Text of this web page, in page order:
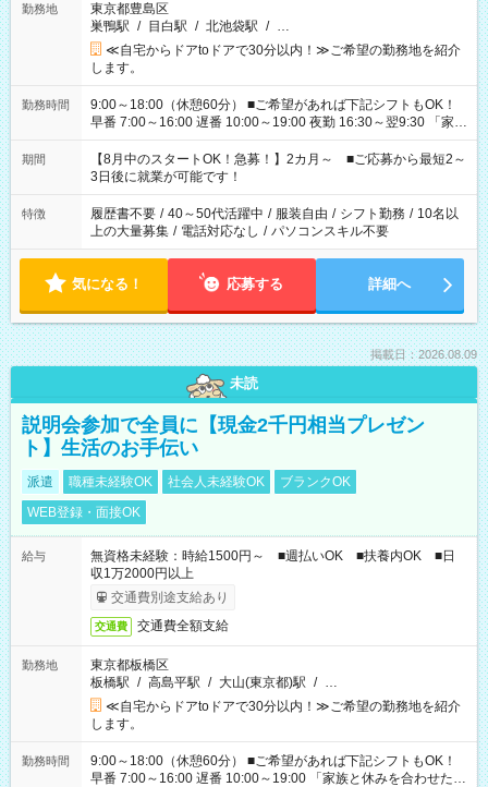
勤務地
東京都豊島区
巣鴨駅 / 目白駅 / 北池袋駅 / …
≪自宅からドアtoドアで30分以内！≫ご希望の勤務地を紹介
します。
勤務時間
9:00～18:00（休憩60分） ■ご希望があれば下記シフトもOK！
早番 7:00～16:00 遅番 10:00～19:00 夜勤 16:30～翌9:30 「家族
と休みを合わせたい」 「余裕を持って夕飯の準備がしたい」
「できれば残業はしたくない」 など、ご希望を教えてください
ね。 ※Wワーク希望の方へ 今ご覧のお仕事で希望する勤務時間
と、もう1つのお仕事の勤務時間。 合計で週40時間を超える場
合は応募できません。
期間
【8月中のスタートOK！急募！】2カ月～ ■ご応募から最短2～
3日後に就業が可能です！
特徴 履歴書不要 / 40～50代活躍中 / 服装自由 / シフト勤務 / 10名以
上の大量募集 / 電話対応なし / パソコンスキル不要
気になる！ 応募する 詳細へ
掲載日：2026.08.09
未読
説明会参加で全員に【現金2千円相当プレゼン
ト】生活のお手伝い
派遣 職種未経験OK 社会人未経験OK
ブランクOK
WEB登録・面接OK
給与
無資格未経験：時給1500円～ ■週払いOK ■扶養内OK ■日
収1万2000円以上
交通費別途支給あり
交通費 交通費全額支給
勤務地
東京都板橋区
板橋駅 / 高島平駅 / 大山(東京都)駅 / …
≪自宅からドアtoドアで30分以内！≫ご希望の勤務地を紹介
します。
勤務時間
9:00～18:00（休憩60分） ■ご希望があれば下記シフトもOK！
早番 7:00～16:00 遅番 10:00～19:00 「家族と休みを合わせた